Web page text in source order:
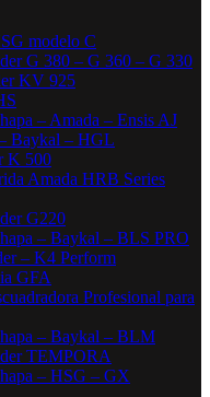
modelo C​
G 380 – G 360 – G 330
KV 925
– Amada – Ensis AJ
Baykal – HGL
K 500
Amada HRB Series
G220
– Baykal – BLS PRO
– K4 Perform
GFA
Profesional para
– Baykal – BLM
TEMPORA
– HSG – GX